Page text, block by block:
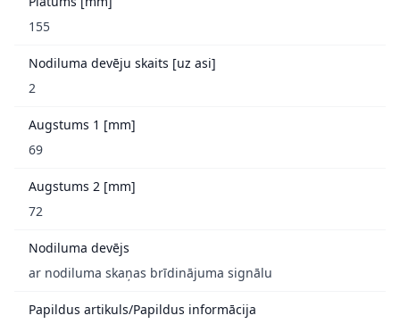
155
Nodiluma devēju skaits [uz asi]
2
Augstums 1 [mm]
69
Augstums 2 [mm]
72
Nodiluma devējs
ar nodiluma skaņas brīdinājuma signālu
Papildus artikuls/Papildus informācija